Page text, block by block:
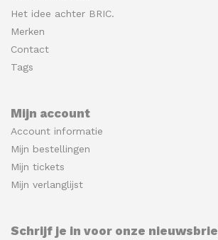
Het idee achter BRIC.
Merken
Contact
Tags
Mijn account
Account informatie
Mijn bestellingen
Mijn tickets
Mijn verlanglijst
Schrijf je in voor onze